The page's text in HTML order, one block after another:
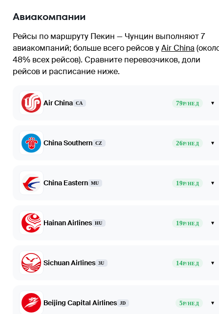
Авиакомпании
Рейсы по маршруту Пекин — Чунцин выполняют 7
авиакомпаний; больше всего рейсов уAir China
48% всех рейсов). Сравните перевозчиков, доли
рейсов и расписание ниже.
Air China CA 79Р/НЕД ▾
China Southern CZ 26Р/НЕД ▾
China Eastern MU 19Р/НЕД ▾
Hainan Airlines HU 19Р/НЕД ▾
Sichuan Airlines 3U 14Р/НЕД ▾
Beijing Capital Airlines JD 5Р/НЕД ▾